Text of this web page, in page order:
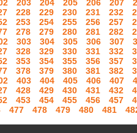
203 204 205 206 207
228 229 230 231 232
253 254 255 256 257
278 279 280 281 282
303 304 305 306 307
328 329 330 331 332
353 354 355 356 357
378 379 380 381 382
403 404 405 406 407
428 429 430 431 432
453 454 455 456 457
477 478 479 480 481